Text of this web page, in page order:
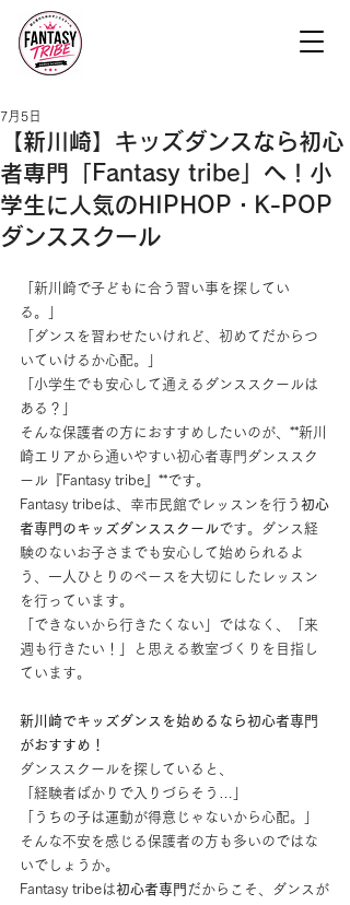
【新川崎】キッズダンスなら初心
者専門「Fantasy tribe」へ！小
学生に人気のHIPHOP・K-POP
ダンススクール
7月5日
「新川崎で子どもに合う習い事を探してい
る。」
「ダンスを習わせたいけれど、初めてだからつ
いていけるか心配。」
「小学生でも安心して通えるダンススクールは
ある？」
そんな保護者の方におすすめしたいのが、**新川
崎エリアから通いやすい初心者専門ダンススク
ール『Fantasy tribe』**です。
Fantasy tribeは、幸市民館でレッスンを行う 初心
者専門のキッズダンススクールです。ダンス経
験のないお子さまでも安心して始められるよ
う、一人ひとりのペースを大切にしたレッスン
を行っています。
「できないから行きたくない」ではなく、「来
週も行きたい！」と思える教室づくりを目指し
ています。
新川崎でキッズダンスを始めるなら初心者専門
がおすすめ！
ダンススクールを探していると、
「経験者ばかりで入りづらそう…」
「うちの子は運動が得意じゃないから心配。」
そんな不安を感じる保護者の方も多いのではな
いでしょうか。
Fantasy tribeは初心者専門 だからこそ、ダンスが